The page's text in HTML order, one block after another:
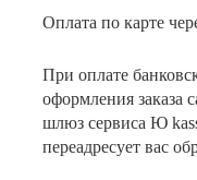
Оплата по карте
При оплате
оформления заказа
шлюз сервиса Ю
переадресует вас